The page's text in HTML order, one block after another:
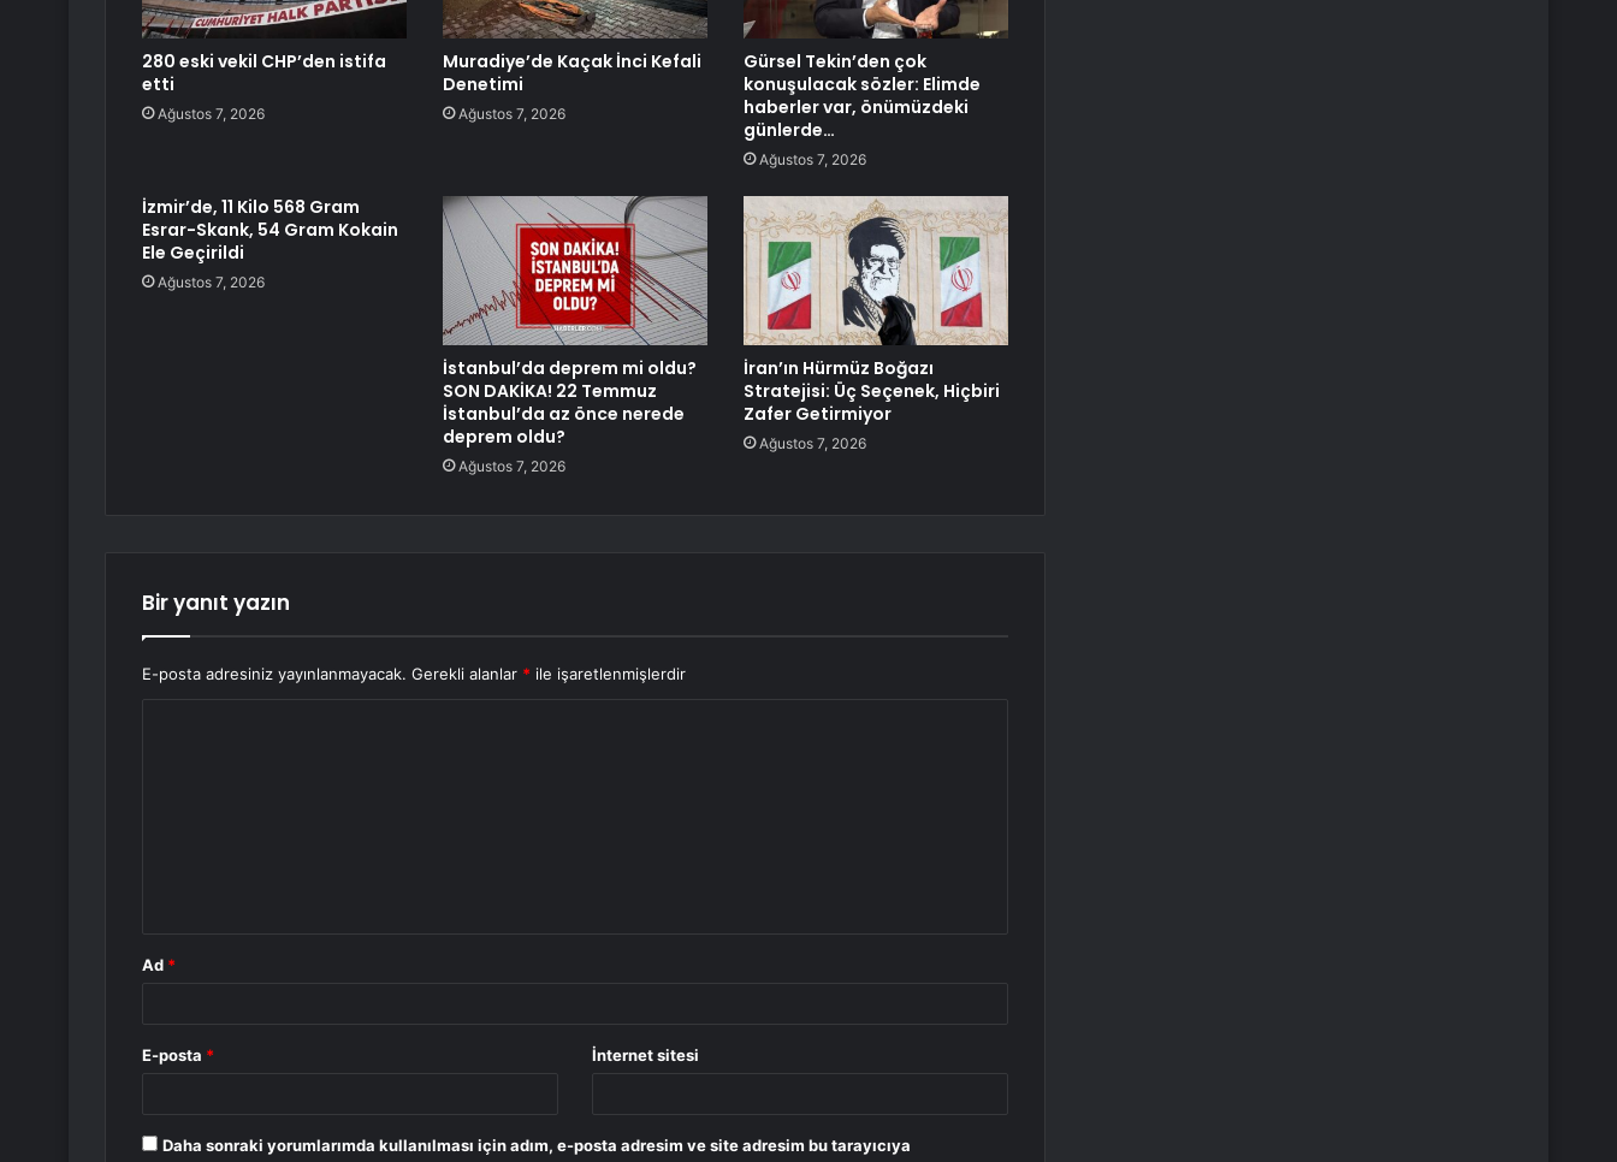
280 eski vekil CHP’den istifa
etti
Ağustos 7, 2026
Muradiye’de Kaçak İnci Kefali
Denetimi
Ağustos 7, 2026
Gürsel Tekin’den çok
konuşulacak sözler: Elimde
haberler var, önümüzdeki
günlerde…
Ağustos 7, 2026
İzmir’de, 11 Kilo 568 Gram
Esrar-Skank, 54 Gram Kokain
Ele Geçirildi
Ağustos 7, 2026
İstanbul’da deprem mi oldu?
SON DAKİKA! 22 Temmuz
İstanbul’da az önce nerede
deprem oldu?
Ağustos 7, 2026
İran’ın Hürmüz Boğazı
Stratejisi: Üç Seçenek, Hiçbiri
Zafer Getirmiyor
Ağustos 7, 2026
Bir yanıt yazın
E-posta adresiniz yayınlanmayacak. Gerekli alanlar * ile işaretlenmişlerdir
Ad *
E-posta * İnternet sitesi
Daha sonraki yorumlarımda kullanılması için adım, e-posta adresim ve site adresim bu tarayıcıya